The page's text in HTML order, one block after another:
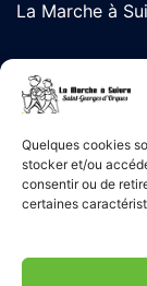
Quelques cookies
stocker et/ou
consentir ou de
certaines
La Marche à
L'association
Liens Utiles
Politique de